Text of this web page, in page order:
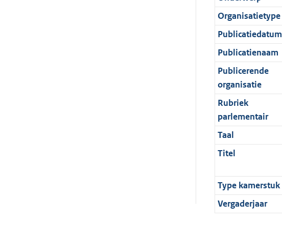
Organisatietype
Publicatiedatum
Publicatienaam
Publicerende
organisatie
Rubriek
parlementair
Taal
Titel
Type kamerstuk
Vergaderjaar